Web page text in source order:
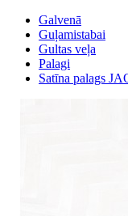
Galvenā
Guļamistabai
Gultas veļa
Palagi
Satīna palags